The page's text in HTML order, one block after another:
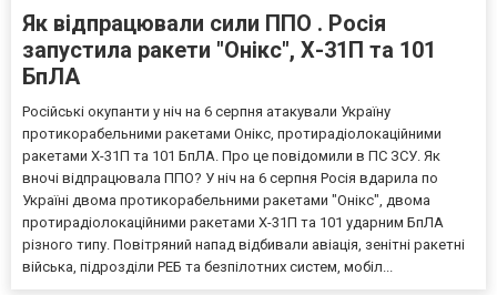
Як відпрацювали сили ППО . Росія
запустила ракети "Онікс", Х-31П та 101
БпЛА
Російські окупанти у ніч на 6 серпня атакували Україну
протикорабельними ракетами Онікс, протирадіолокаційними
ракетами Х-31П та 101 БпЛА. Про це повідомили в ПС ЗСУ. Як
вночі відпрацювала ППО? У ніч на 6 серпня Росія вдарила по
Україні двома протикорабельними ракетами "Онікс", двома
протирадіолокаційними ракетами Х-31П та 101 ударним БпЛА
різного типу. Повітряний напад відбивали авіація, зенітні ракетні
війська, підрозділи РЕБ та безпілотних систем, мобіл...